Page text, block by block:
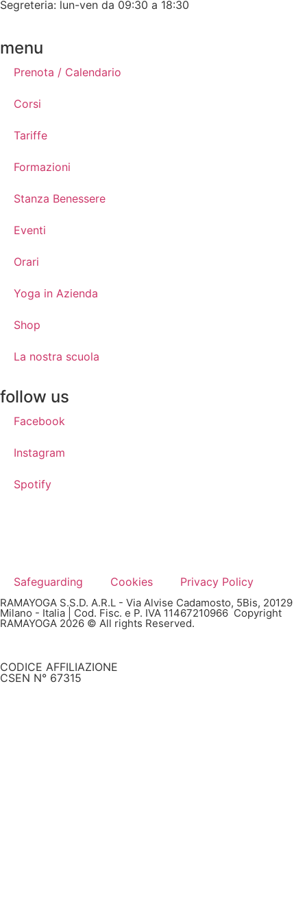
Segreteria: lun-ven da 09:30 a 18:30
menu
Prenota / Calendario
Corsi
Tariffe
Formazioni
Stanza Benessere
Eventi
Orari
Yoga in Azienda
Shop
La nostra scuola
follow us
Facebook
Instagram
Spotify
Safeguarding Cookies Privacy Policy
RAMAYOGA S.S.D. A.R.L - Via Alvise Cadamosto, 5Bis, 20129
Milano - Italia | Cod. Fisc. e P. IVA 11467210966 Copyright
RAMAYOGA 2026 © All rights Reserved.
CODICE AFFILIAZIONE
CSEN N° 67315